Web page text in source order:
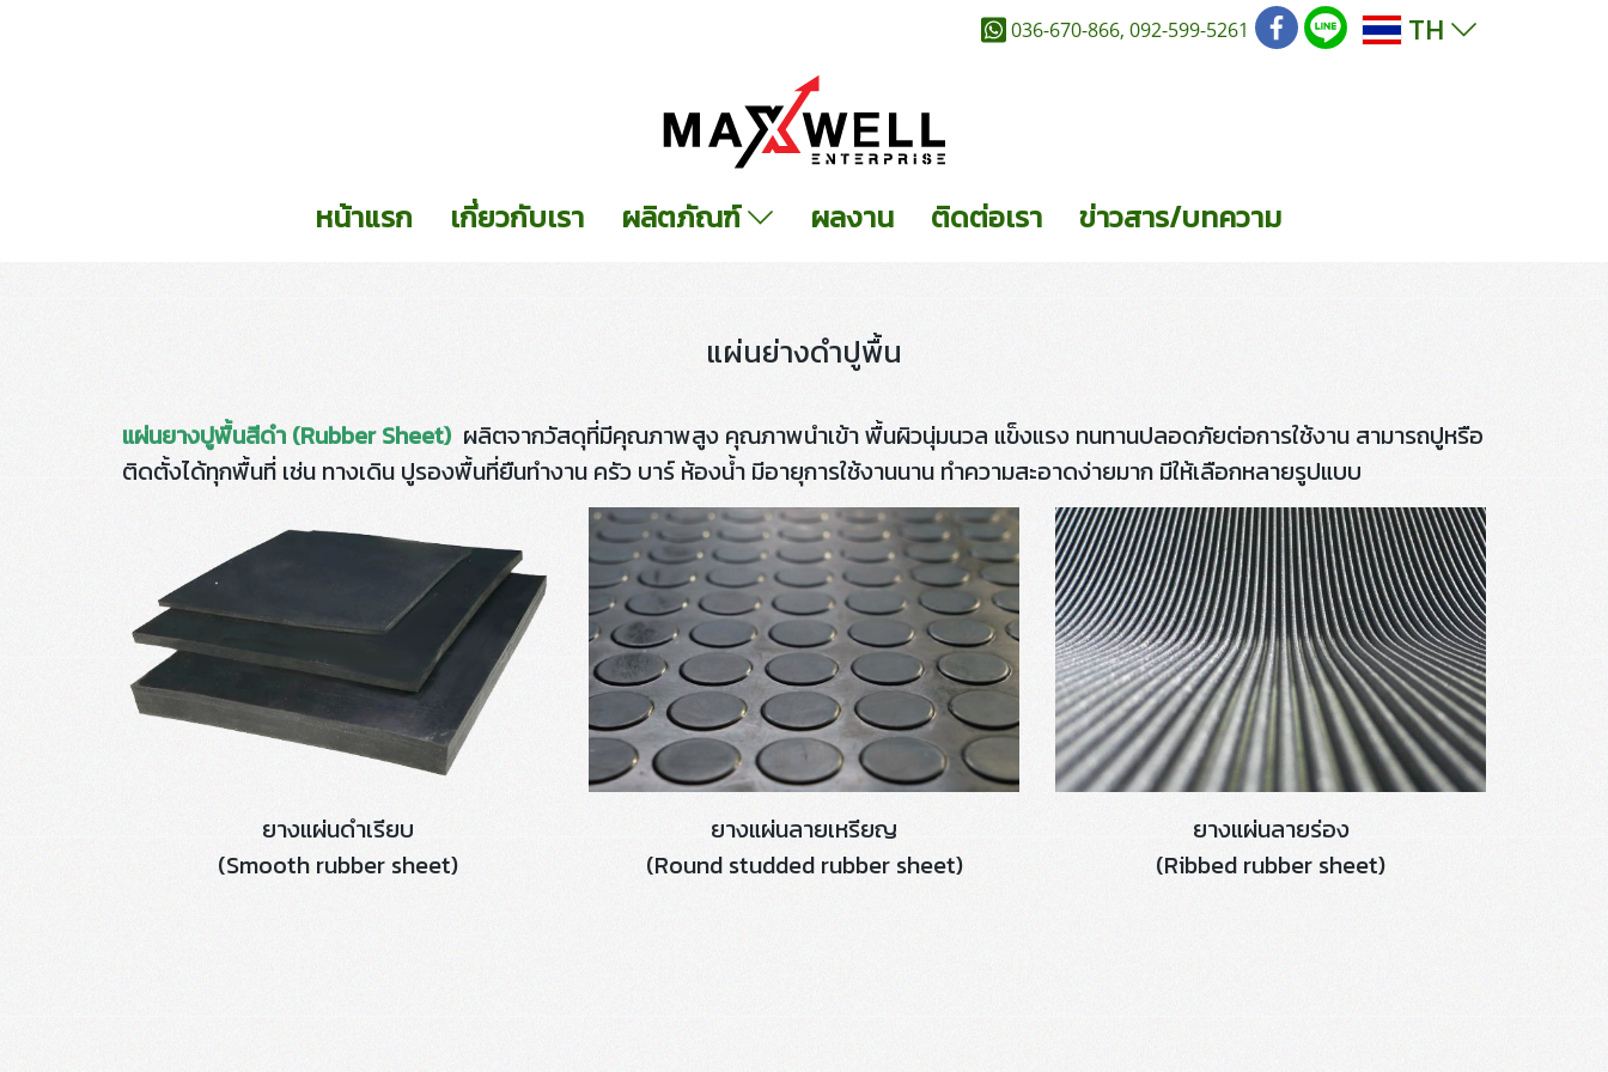
036-670-866, 092-599-5261 TH
หน้าแรก เกี่ยวกับเรา ผลิตภัณฑ์ ผลงาน ติดต่อเรา ข่าวสาร/บทความ
แผ่นย่างดำปูพื้น
แผ่นยางปูพื้นสีดำ (Rubber Sheet) ผลิตจากวัสดุที่มีคุณภาพสูง คุณภาพนำเข้า พื้นผิวนุ่มนวล แข็งแรง ทนทานปลอดภัยต่อการใช้งาน สามารถปูหรือ
ติดตั้งได้ทุกพื้นที่ เช่น ทางเดิน ปูรองพื้นที่ยืนทำงาน ครัว บาร์ ห้องน้ำ มีอายุการใช้งานนาน ทำความสะอาดง่ายมาก มีให้เลือกหลายรูปแบบ
ยางแผ่นดำเรียบ
(Smooth rubber sheet)
ยางแผ่นลายเหรียญ
(Round studded rubber sheet)
ยางแผ่นลายร่อง
(Ribbed rubber sheet)